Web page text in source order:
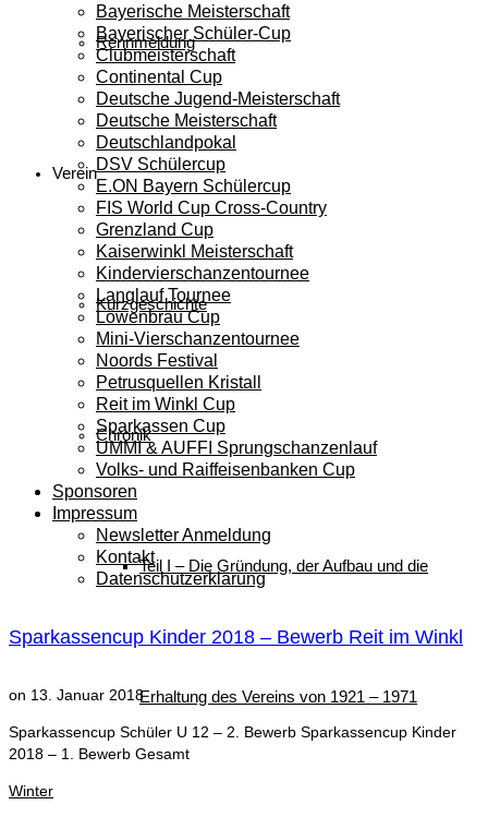
Rennmeldung
Verein
Kurzgeschichte
Chronik
Teil I – Die Gründung, der Aufbau und die
Erhaltung des Vereins von 1921 – 1971
Bayerische Meisterschaft
Bayerischer Schüler-Cup
Clubmeisterschaft
Continental Cup
Deutsche Jugend-Meisterschaft
Deutsche Meisterschaft
Deutschlandpokal
DSV Schülercup
E.ON Bayern Schülercup
FIS World Cup Cross-Country
Grenzland Cup
Kaiserwinkl Meisterschaft
Kindervierschanzentournee
Langlauf Tournee
Löwenbräu Cup
Mini-Vierschanzentournee
Noords Festival
Petrusquellen Kristall
Reit im Winkl Cup
Sparkassen Cup
UMMI & AUFFI Sprungschanzenlauf
Volks- und Raiffeisenbanken Cup
Sponsoren
Impressum
Newsletter Anmeldung
Kontakt
Datenschutzerklärung
Sparkassencup Kinder 2018 – Bewerb Reit im Winkl
on 13. Januar 2018
Sparkassencup Schüler U 12 – 2. Bewerb Sparkassencup Kinder
2018 – 1. Bewerb Gesamt
Winter